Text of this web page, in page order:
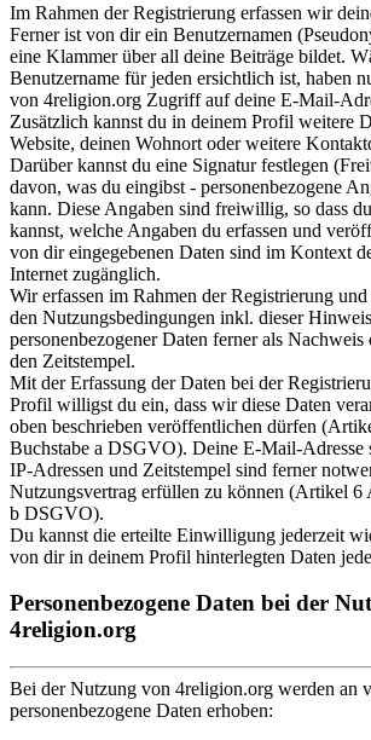
Im Rahmen der Registrierung erfassen wir
Ferner ist von dir ein Benutzernamen
eine Klammer über all deine Beiträge bildet.
Benutzername für jeden ersichtlich ist, haben
von 4religion.org Zugriff auf deine E-Mail-
Zusätzlich kannst du in deinem Profil weitere
Website, deinen Wohnort oder weitere
Darüber kannst du eine Signatur festlegen
davon, was du eingibst - personenbezogene
kann. Diese Angaben sind freiwillig, so dass
kannst, welche Angaben du erfassen und
von dir eingegebenen Daten sind im Kontext
Internet zugänglich.
Wir erfassen im Rahmen der Registrierung
den Nutzungsbedingungen inkl. dieser
personenbezogener Daten ferner als
den Zeitstempel.
Mit der Erfassung der Daten bei der
Profil willigst du ein, dass wir diese Daten
oben beschrieben veröffentlichen dürfen
Buchstabe a DSGVO). Deine E-Mail-Adresse
IP-Adressen und Zeitstempel sind ferner
Nutzungsvertrag erfüllen zu können (Artikel 6
b DSGVO).
Du kannst die erteilte Einwilligung jederzeit
von dir in deinem Profil hinterlegten Daten
Personenbezogene Daten bei der
4religion.org
Bei der Nutzung von 4religion.org werden an
personenbezogene Daten erhoben: